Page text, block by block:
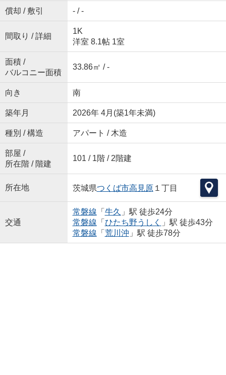
償却 / 敷引 - / -
間取り / 詳細
1K
洋室 8.1帖 1室
面積 /
バルコニー面積
33.86㎡ / -
向き 南
築年月 2026年 4月(築1年未満)
種別 / 構造 アパート / 木造
部屋 /
所在階 / 階建
101 / 1階 / 2階建
所在地 茨城県つくば市高見原１丁目
交通
常磐線 「 牛久 」駅 徒歩24分
常磐線 「 ひたち野うしく
」駅 徒歩43分
常磐線 「 荒川沖 」駅 徒歩78分